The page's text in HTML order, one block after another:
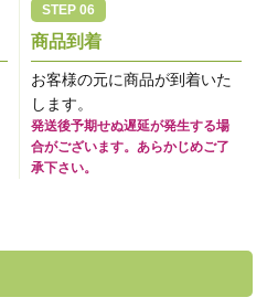
商品到着
お客様の元に商品が到着いた
します。
発送後予期せぬ遅延が発生する場
合がございます。あらかじめご了
承下さい。